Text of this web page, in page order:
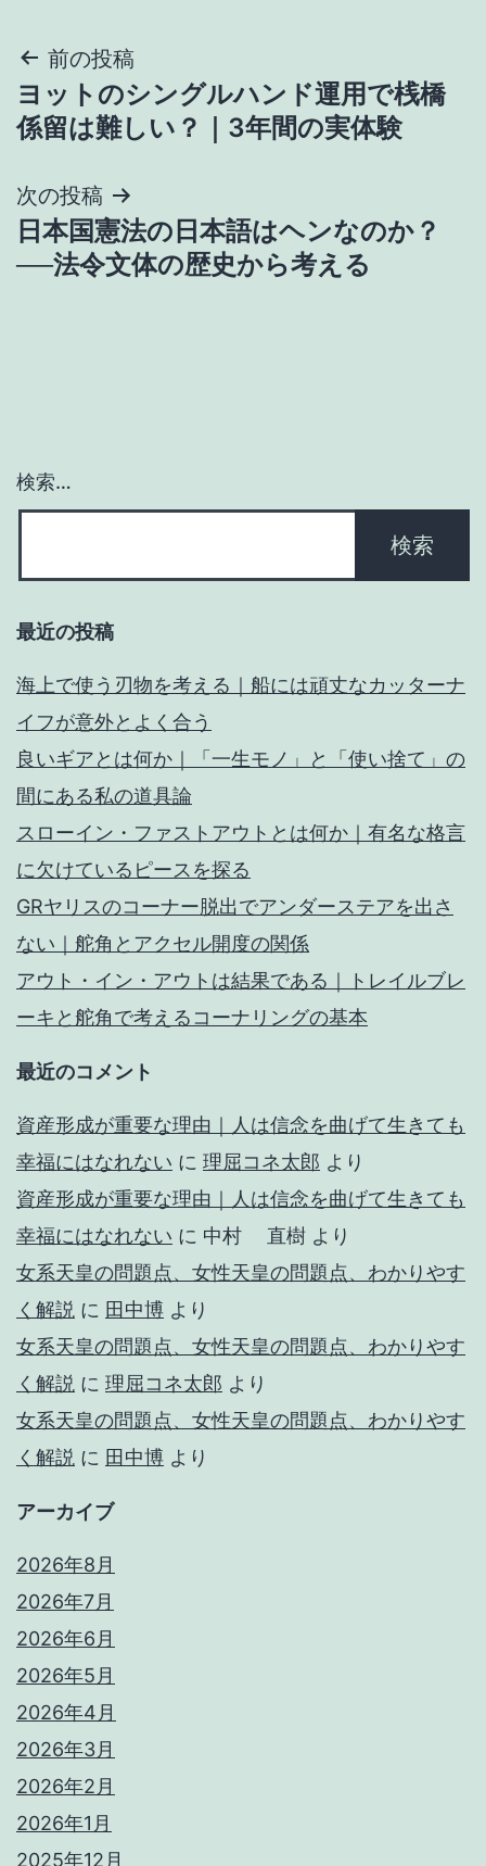
投
稿
ビ
ゲ
ン
前の投稿
ヨットのシングルハンド運用で桟橋
係留は難しい？｜3年間の実体験
次の投稿
日本国憲法の日本語はヘンなのか？
──法令文体の歴史から考える
検索…
最近の投稿
海上で使う刃物を考える｜船には頑丈なカッターナ
イフが意外とよく合う
良いギアとは何か｜「一生モノ」と「使い捨て」の
間にある私の道具論
スローイン・ファストアウトとは何か｜有名な格言
に欠けているピースを探る
GRヤリスのコーナー脱出でアンダーステアを出さ
ない｜舵角とアクセル開度の関係
アウト・イン・アウトは結果である｜トレイルブレ
ーキと舵角で考えるコーナリングの基本
最近のコメント
資産形成が重要な理由｜人は信念を曲げて生きても
幸福にはなれない に 理屈コネ太郎 より
資産形成が重要な理由｜人は信念を曲げて生きても
幸福にはなれない に 中村 直樹 より
女系天皇の問題点、女性天皇の問題点、わかりやす
く解説 に 田中博 より
女系天皇の問題点、女性天皇の問題点、わかりやす
く解説 に 理屈コネ太郎 より
女系天皇の問題点、女性天皇の問題点、わかりやす
く解説 に 田中博 より
アーカイブ
2026年8月
2026年7月
2026年6月
2026年5月
2026年4月
2026年3月
2026年2月
2026年1月
2025年12月